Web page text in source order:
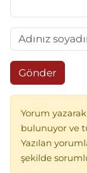
Gönder
Yorum yazarak
bulunuyor ve
Yazılan
şekilde